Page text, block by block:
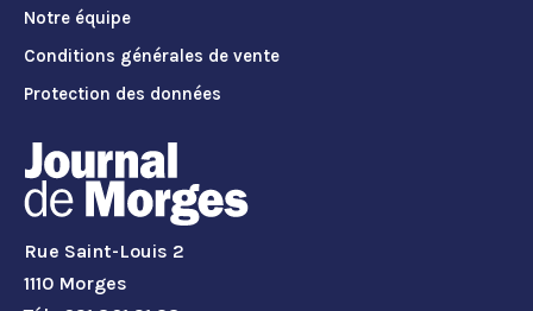
Notre équipe
Conditions générales de vente
Protection des données
Rue Saint-Louis 2
1110 Morges